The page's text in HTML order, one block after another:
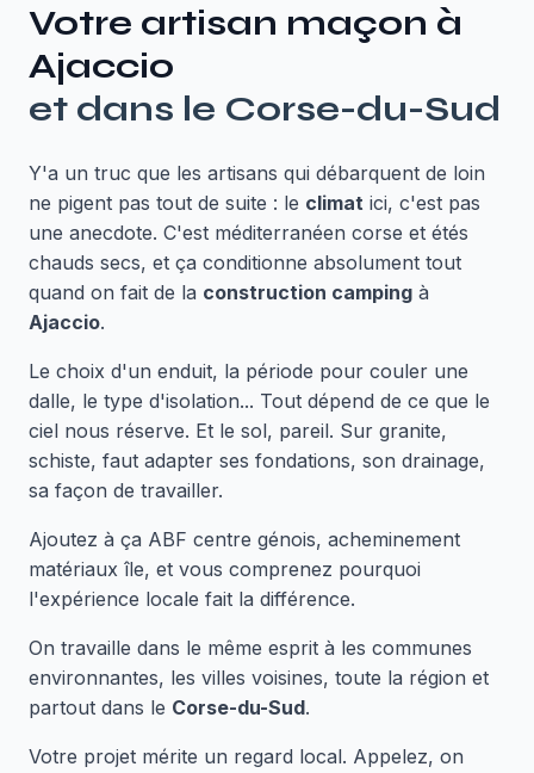
Votre artisan maçon à
Ajaccio
et dans le Corse-du-Sud
Y'a un truc que les artisans qui débarquent de loin
ne pigent pas tout de suite : le climat ici, c'est pas
une anecdote. C'est méditerranéen corse et étés
chauds secs, et ça conditionne absolument tout
quand on fait de la construction camping à
Ajaccio.
Le choix d'un enduit, la période pour couler une
dalle, le type d'isolation... Tout dépend de ce que le
ciel nous réserve. Et le sol, pareil. Sur granite,
schiste, faut adapter ses fondations, son drainage,
sa façon de travailler.
Ajoutez à ça ABF centre génois, acheminement
matériaux île, et vous comprenez pourquoi
l'expérience locale fait la différence.
On travaille dans le même esprit à les communes
environnantes, les villes voisines, toute la région et
partout dans le Corse-du-Sud.
Votre projet mérite un regard local. Appelez, on